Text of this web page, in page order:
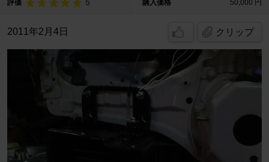
評価 5 購入価格 50,000 円
2011年2月4日 クリップ